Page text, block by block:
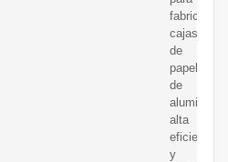
fabricar
cajas
de
papel
de
aluminio
alta
eficiencia
y